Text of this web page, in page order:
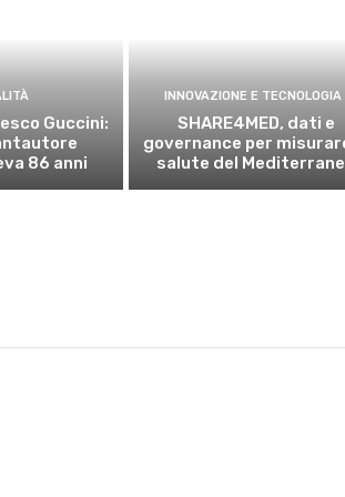
Guccini:
86 anni
INNOVAZIONE E TECNOLOGIA
SHARE4MED, dati e
governance per
salute del